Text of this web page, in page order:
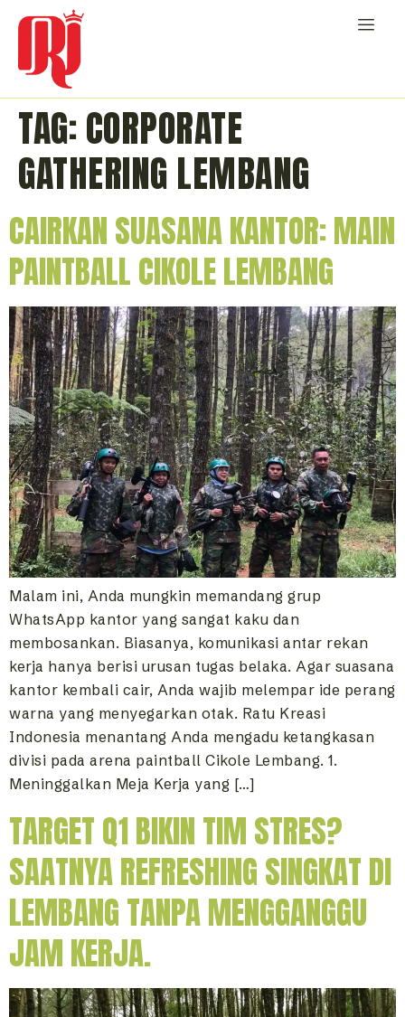
TAG:CORPORATE
GATHERING LEMBANG
CAIRKAN SUASANA KANTOR: MAIN
PAINTBALL CIKOLE LEMBANG
Malam ini, Anda mungkin memandang grup
WhatsApp kantor yang sangat kaku dan
membosankan. Biasanya, komunikasi antar rekan
kerja hanya berisi urusan tugas belaka. Agar suasana
kantor kembali cair, Anda wajib melempar ide perang
warna yang menyegarkan otak. Ratu Kreasi
Indonesia menantang Anda mengadu ketangkasan
divisi pada arena paintball Cikole Lembang. 1.
Meninggalkan Meja Kerja yang […]
TARGET Q1 BIKIN TIM STRES?
SAATNYA REFRESHING SINGKAT DI
LEMBANG TANPA MENGGANGGU
JAM KERJA.